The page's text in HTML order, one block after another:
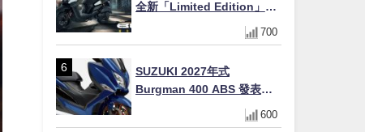
全新「Limited Edition」都
市探索限定色 GOOPiMADE
聯名包同步登場
700
SUZUKI 2027年式
Burgman 400 ABS 發表！
8/18日本上市、支援E10汽油
售價98萬100日圓
600